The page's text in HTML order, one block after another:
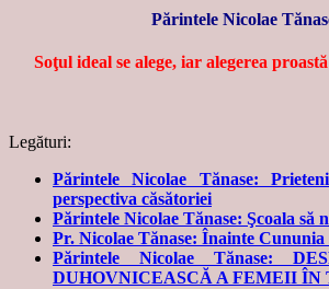
Părintele Nicolae
Soţul ideal se alege, iar alegerea
Legături:
Părintele Nicolae Tănase:
perspectiva căsătoriei
Părintele Nicolae Tănase: Şcoala să
Pr. Nicolae Tănase: Înainte
Părintele Nicolae Tănase:
DUHOVNICEASCĂ A FEMEII